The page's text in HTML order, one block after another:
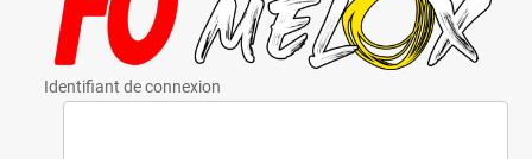
Identifiant de connexion